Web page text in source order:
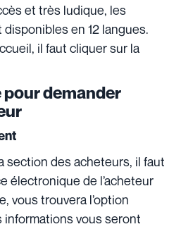
et très ludique, les
en 12 langues.
il faut cliquer sur la
pour demander
section des acheteurs, il faut
électronique de l’acheteur
vous trouvera l’option
informations vous seront